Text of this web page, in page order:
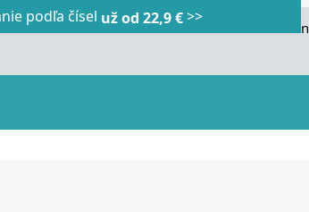
Používaním našich stránok súhlasíte s
podľa čísel|už od 9,90€
horúci výpredaj|zľavy až 90%
podľa čísel už od 22,9 €>>